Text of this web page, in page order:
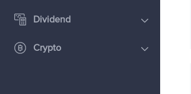
Dividend
Crypto